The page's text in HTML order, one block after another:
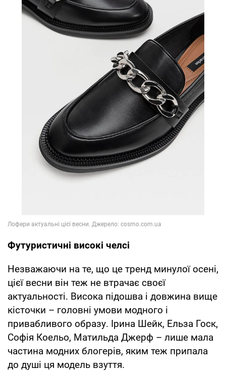
Футуристичні високі челсі
Незважаючи на те, що це тренд минулої осені,
цієї весни він теж не втрачає своєї
актуальності. Висока підошва і довжина вище
кісточки – головні умови модного і
привабливого образу. Ірина Шейк, Ельза Госк,
Софія Коельо, Матильда Джерф – лише мала
частина модних блогерів, яким теж припала
до душі ця модель взуття.